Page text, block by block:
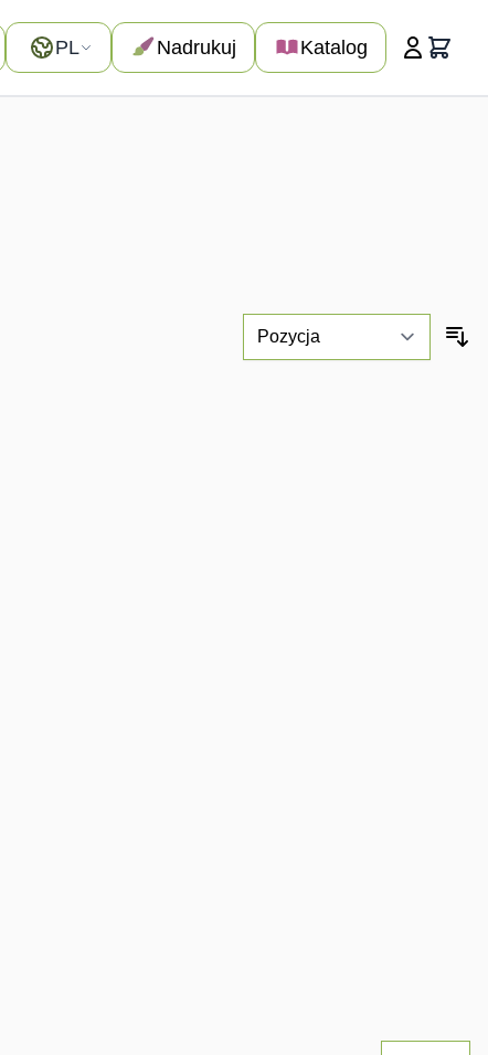
Język
PL Nadrukuj Katalog Koszyk